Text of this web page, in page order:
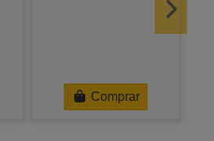
Comprar